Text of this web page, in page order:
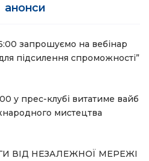
анонси
запрошуємо на вебінар
підсилення спроможності”
у прес-клубі витатиме вайб
мистецтва
ВІД НЕЗАЛЕЖНОЇ МЕРЕЖІ